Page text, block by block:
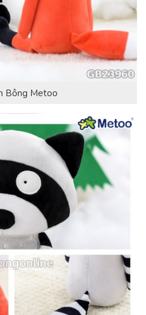
Bông Metoo